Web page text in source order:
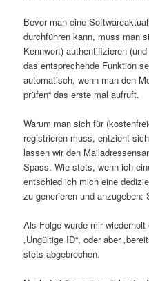
Bevor man eine
durchführen kann, muss man
Kennwort) authentifizieren
das entsprechende Funktion
automatisch, wenn man den
prüfen“ das erste mal aufruft.
Warum man sich für
registrieren muss, entzieht
lassen wir den
Spass. Wie stets, wenn ich
entschied ich mich eine
zu generieren und anzugeben:
Als Folge wurde mir
„Ungültige ID“, oder aber
stets abgebrochen.